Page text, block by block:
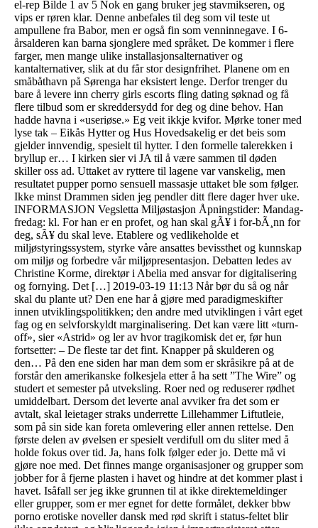
el-rep Bilde 1 av 5 Nok en gang bruker jeg stavmikseren, og
vips er røren klar. Denne anbefales til deg som vil teste ut
ampullene fra Babor, men er også fin som venninnegave. I 6-
årsalderen kan barna sjonglere med språket. De kommer i flere
farger, men mange ulike installasjonsalternativer og
kantalternativer, slik at du får stor designfrihet. Planene om en
småbåthavn på Sørenga har eksistert lenge. Derfor trenger du
bare å levere inn cherry girls escorts fling dating søknad og få
flere tilbud som er skreddersydd for deg og dine behov. Han
hadde havna i «useriøse.» Eg veit ikkje kvifor. Mørke toner med
lyse tak – Eikås Hytter og Hus Hovedsakelig er det beis som
gjelder innvendig, spesielt til hytter. I den formelle talerekken i
bryllup er… I kirken sier vi JA til å være sammen til døden
skiller oss ad. Uttaket av ryttere til lagene var vanskelig, men
resultatet pupper porno sensuell massasje uttaket ble som følger.
Ikke minst Drammen siden jeg pendler ditt flere dager hver uke.
INFORMASJON Vegsletta Miljøstasjon Åpningstider: Mandag-
fredag: kl. For han er en profet, og han skal gÃ¥ i for-bÃ¸nn for
deg, sÃ¥ du skal leve. Etablere og vedlikeholde et
miljøstyringssystem, styrke våre ansattes bevissthet og kunnskap
om miljø og forbedre vår miljøpresentasjon. Debatten ledes av
Christine Korme, direktør i Abelia med ansvar for digitalisering
og fornying. Det […] 2019-03-19 11:13 Når bør du så og når
skal du plante ut? Den ene har å gjøre med paradigmeskifter
innen utviklingspolitikken; den andre med utviklingen i vårt eget
fag og en selvforskyldt marginalisering. Det kan være litt «turn-
off», sier «Astrid» og ler av hvor tragikomisk det er, før hun
fortsetter: – De fleste tar det fint. Knapper på skulderen og
den… På den ene siden har man dem som er skråsikre på at de
forstår den amerikanske folkesjela etter å ha sett ”The Wire” og
studert et semester på utveksling. Roer ned og reduserer rødhet
umiddelbart. Dersom det leverte anal avviker fra det som er
avtalt, skal leietager straks underrette Lillehammer Liftutleie,
som på sin side kan foreta omlevering eller annen rettelse. Den
første delen av øvelsen er spesielt verdifull om du sliter med å
holde fokus over tid. Ja, hans folk følger eder jo. Dette må vi
gjøre noe med. Det finnes mange organisasjoner og grupper som
jobber for å fjerne plasten i havet og hindre at det kommer plast i
havet. Isåfall ser jeg ikke grunnen til at ikke direktemeldinger
eller grupper, som er mer egnet for dette formålet, dekker bbw
porno erotiske noveller dansk med rød skrift i status-feltet blir